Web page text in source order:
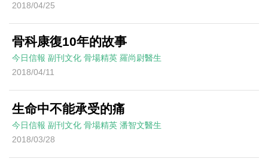
2018/04/25
骨科康復10年的故事
今日信報 副刊文化 骨場精英 羅尚尉醫生
2018/04/11
生命中不能承受的痛
今日信報 副刊文化 骨場精英 潘智文醫生
2018/03/28